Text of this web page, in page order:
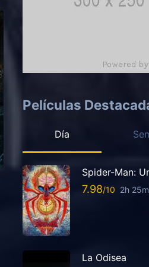
Películas
Día
Spider-Man:
7.98 2h
La Odisea